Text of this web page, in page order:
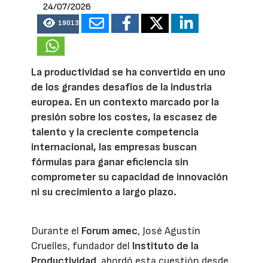
24/07/2026
19013
La productividad se ha convertido en uno
de los grandes desafíos de la industria
europea. En un contexto marcado por la
presión sobre los costes, la escasez de
talento y la creciente competencia
internacional, las empresas buscan
fórmulas para ganar eficiencia sin
comprometer su capacidad de innovación
ni su crecimiento a largo plazo.
Durante el Forum amec, José Agustín
Cruelles, fundador del Instituto de la